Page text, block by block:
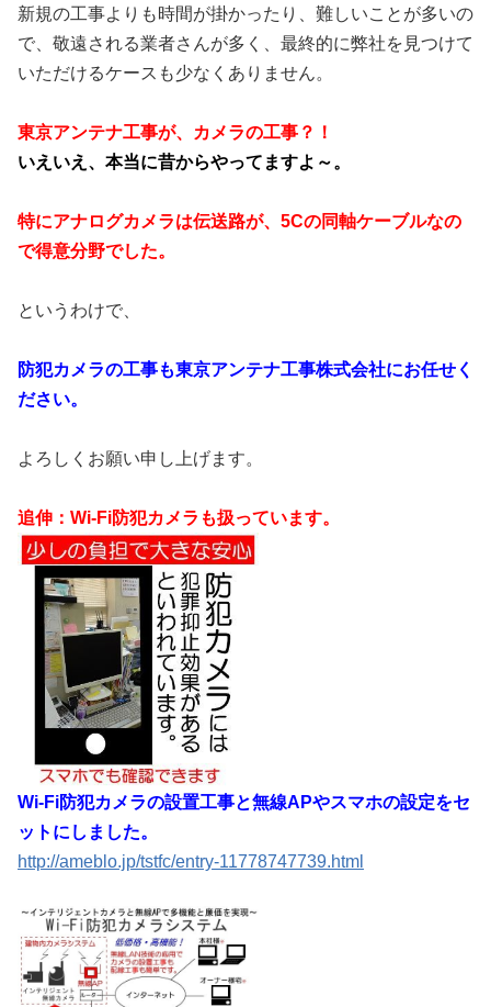
新規の工事よりも時間が掛かったり、難しいことが多いの
で、敬遠される業者さんが多く、最終的に弊社を見つけて
いただけるケースも少なくありません。
東京アンテナ工事が、カメラの工事？！
いえいえ、本当に昔からやってますよ～。
特にアナログカメラは伝送路が、5Cの同軸ケーブルなの
で得意分野でした。
というわけで、
防犯カメラの工事も東京アンテナ工事株式会社にお任せく
ださい。
よろしくお願い申し上げます。
追伸：Wi-Fi防犯カメラも扱っています。
Wi-Fi防犯カメラの設置工事と無線APやスマホの設定をセ
ットにしました。
http://ameblo.jp/tstfc/entry-11778747739.html